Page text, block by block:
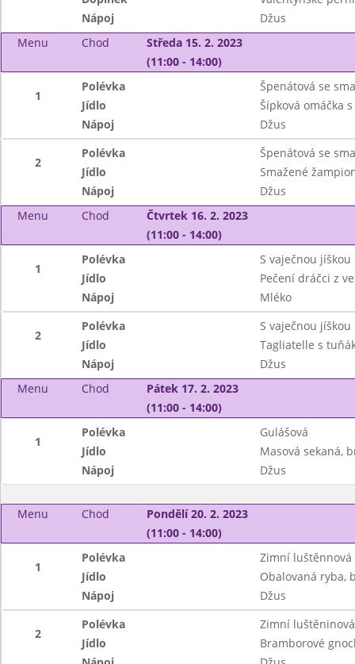
Nápoj
Džus
Menu
Chod
Středa 15. 2. 2023
(11:00 - 14:00)
1
Polévka
Špenátová se
Jídlo
Šípková omáčka
Nápoj
Džus
2
Polévka
Špenátová se
Jídlo
Smažené
Nápoj
Džus
Menu
Chod
Čtvrtek 16. 2. 2023
(11:00 - 14:00)
1
Polévka
S vaječnou jíškou
Jídlo
Pečení dráčci z
Nápoj
Mléko
2
Polévka
S vaječnou jíškou
Jídlo
Tagliatelle s
Nápoj
Džus
Menu
Chod
Pátek 17. 2. 2023
(11:00 - 14:00)
1
Polévka
Gulášová
Jídlo
Masová sekaná,
Nápoj
Džus
Menu Chod
Pondělí 20. 2. 2023
(11:00 - 14:00)
1
Polévka
Zimní luštěnnová
Jídlo
Obalovaná ryba,
Nápoj
Džus
2
Polévka
Zimní luštěninová
Jídlo
Bramborové